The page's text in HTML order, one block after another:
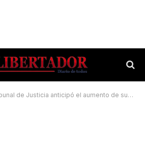
de Justicia anticipó el aumento de sueldos